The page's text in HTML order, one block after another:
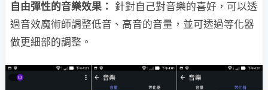
自由彈性的音樂效果： 針對自己對音樂的喜好，可以透
過音效魔術師調整低音、高音的音量，並可透過等化器
做更細部的調整。